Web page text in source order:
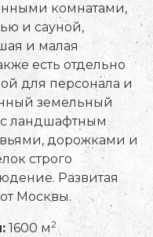
комнатами,
и сауной,
и малая
есть отдельно
для персонала и
земельный
с ландшафтным
дорожками и
строго
Развитая
Москвы.
1600 м2